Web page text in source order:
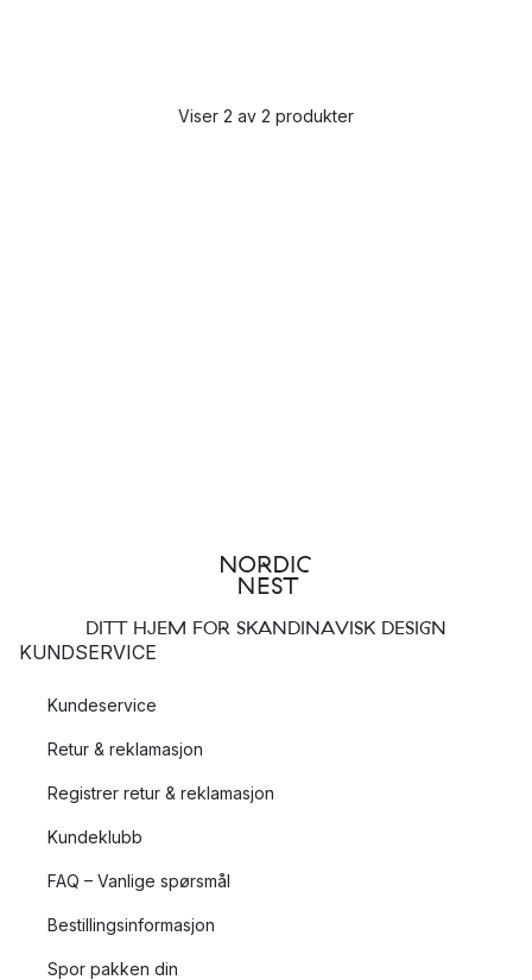
Viser 2 av 2 produkter
DITT HJEM FOR SKANDINAVISK DESIGN
KUNDSERVICE
Kundeservice
Retur & reklamasjon
Registrer retur & reklamasjon
Kundeklubb
FAQ – Vanlige spørsmål
Bestillingsinformasjon
Spor pakken din